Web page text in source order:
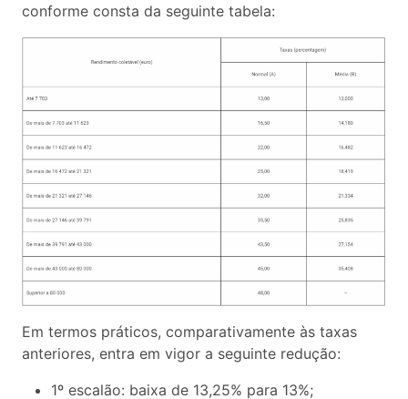
conforme consta da seguinte tabela:
Em termos práticos, comparativamente às taxas
anteriores, entra em vigor a seguinte redução:
1º escalão: baixa de 13,25% para 13%;